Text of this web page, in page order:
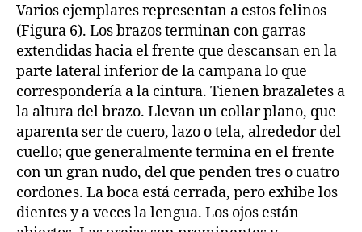
Varios ejemplares representan a estos felinos
(Figura 6). Los brazos terminan con garras
extendidas hacia el frente que descansan en la
parte lateral inferior de la campana lo que
correspondería a la cintura. Tienen brazaletes a
la altura del brazo. Llevan un collar plano, que
aparenta ser de cuero, lazo o tela, alrededor del
cuello; que generalmente termina en el frente
con un gran nudo, del que penden tres o cuatro
cordones. La boca está cerrada, pero exhibe los
dientes y a veces la lengua. Los ojos están